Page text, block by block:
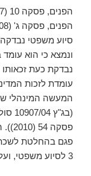
סיוע משפטי
ונמצא כי הוא
עומדת לזכות
המעשה המינהלי
פגם בהחלטת
3 לסיוע משפטי, ועל כן לא קמה עילה להתערבות בהחלטתה.